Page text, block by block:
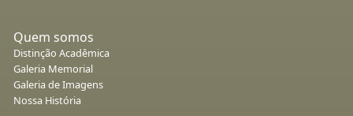
Quem somos
Distinção Acadêmica
Galeria Memorial
Galeria de Imagens
Nossa História